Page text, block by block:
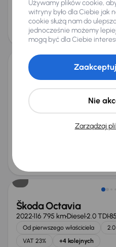
od 405 zł
Cena
68 000 zł
Możliwość odliczenia VAT
Škoda Octavia
117 102 kmDiesel2.0 TDI
Od pierwszego właściciela
1. Właściciel
+6 kolejnych
Miesięczna rata
Škoda Octavia
2022116 795 kmDiesel2.0 TDI
Od pierwszego właściciela
VAT 23%
+4 kolejnych
Używamy plików cookie,
witryny było dla Ciebie jak
cookie służą nam do
jednocześnie możemy
mogą być dla Ciebie
Zarządzaj
Nie